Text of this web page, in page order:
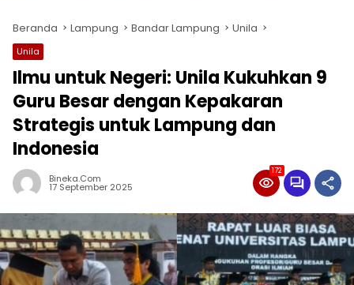
Beranda Lampung Bandar Lampung Unila
Unila
Ilmu untuk Negeri: Unila Kukuhkan 9
Guru Besar dengan Kepakaran
Strategis untuk Lampung dan
Indonesia
Bineka.com
17 September 2025
172